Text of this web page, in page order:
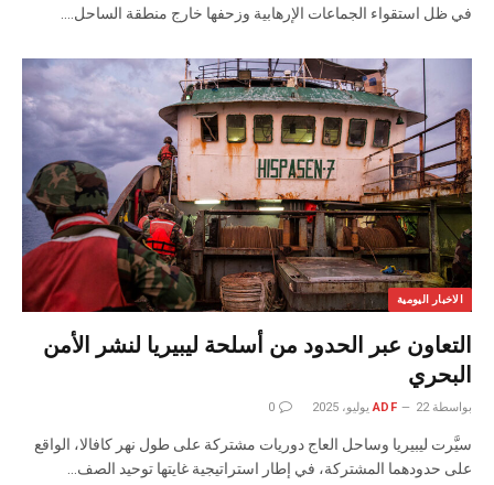
في ظل استقواء الجماعات الإرهابية وزحفها خارج منطقة الساحل.…
الاخبار اليومية
التعاون عبر الحدود من أسلحة ليبيريا لنشر الأمن
البحري
بواسطة ADF 22 يوليو، 2025 0
سيَّرت ليبيريا وساحل العاج دوريات مشتركة على طول نهر كافالا، الواقع
على حدودهما المشتركة، في إطار استراتيجية غايتها توحيد الصف…